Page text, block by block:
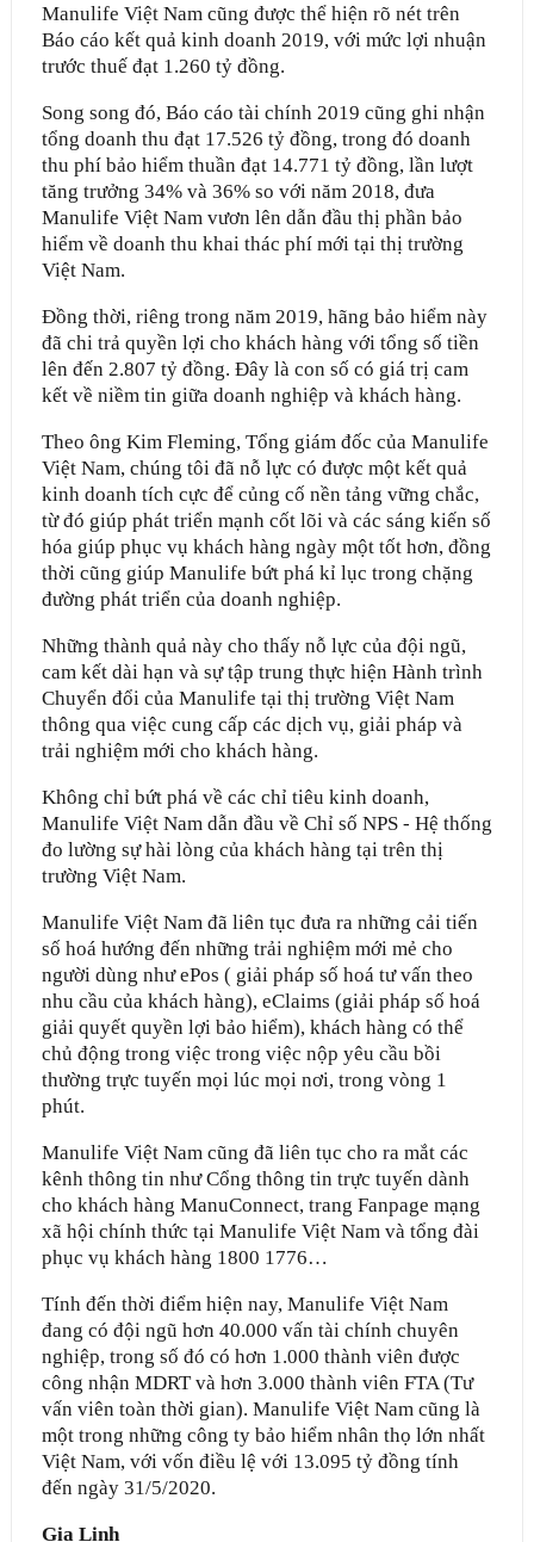
Manulife Việt Nam cũng được thể hiện rõ nét trên
Báo cáo kết quả kinh doanh 2019, với mức lợi nhuận
trước thuế đạt 1.260 tỷ đồng.
Song song đó, Báo cáo tài chính 2019 cũng ghi nhận
tổng doanh thu đạt 17.526 tỷ đồng, trong đó doanh
thu phí bảo hiểm thuần đạt 14.771 tỷ đồng, lần lượt
tăng trưởng 34% và 36% so với năm 2018, đưa
Manulife Việt Nam vươn lên dẫn đầu thị phần bảo
hiểm về doanh thu khai thác phí mới tại thị trường
Việt Nam.
Đồng thời, riêng trong năm 2019, hãng bảo hiểm này
đã chi trả quyền lợi cho khách hàng với tổng số tiền
lên đến 2.807 tỷ đồng. Đây là con số có giá trị cam
kết về niềm tin giữa doanh nghiệp và khách hàng.
Theo ông Kim Fleming, Tổng giám đốc của Manulife
Việt Nam, chúng tôi đã nỗ lực có được một kết quả
kinh doanh tích cực để củng cố nền tảng vững chắc,
từ đó giúp phát triển mạnh cốt lõi và các sáng kiến số
hóa giúp phục vụ khách hàng ngày một tốt hơn, đồng
thời cũng giúp Manulife bứt phá kỉ lục trong chặng
đường phát triển của doanh nghiệp.
Những thành quả này cho thấy nỗ lực của đội ngũ,
cam kết dài hạn và sự tập trung thực hiện Hành trình
Chuyển đổi của Manulife tại thị trường Việt Nam
thông qua việc cung cấp các dịch vụ, giải pháp và
trải nghiệm mới cho khách hàng.
Không chỉ bứt phá về các chỉ tiêu kinh doanh,
Manulife Việt Nam dẫn đầu về Chỉ số NPS - Hệ thống
đo lường sự hài lòng của khách hàng tại trên thị
trường Việt Nam.
Manulife Việt Nam đã liên tục đưa ra những cải tiến
số hoá hướng đến những trải nghiệm mới mẻ cho
người dùng như ePos ( giải pháp số hoá tư vấn theo
nhu cầu của khách hàng), eClaims (giải pháp số hoá
giải quyết quyền lợi bảo hiểm), khách hàng có thể
chủ động trong việc trong việc nộp yêu cầu bồi
thường trực tuyến mọi lúc mọi nơi, trong vòng 1
phút.
Manulife Việt Nam cũng đã liên tục cho ra mắt các
kênh thông tin như Cổng thông tin trực tuyến dành
cho khách hàng ManuConnect, trang Fanpage mạng
xã hội chính thức tại Manulife Việt Nam và tổng đài
phục vụ khách hàng 1800 1776…
Tính đến thời điểm hiện nay, Manulife Việt Nam
đang có đội ngũ hơn 40.000 vấn tài chính chuyên
nghiệp, trong số đó có hơn 1.000 thành viên được
công nhận MDRT và hơn 3.000 thành viên FTA (Tư
vấn viên toàn thời gian). Manulife Việt Nam cũng là
một trong những công ty bảo hiểm nhân thọ lớn nhất
Việt Nam, với vốn điều lệ với 13.095 tỷ đồng tính
đến ngày 31/5/2020.
Gia Linh